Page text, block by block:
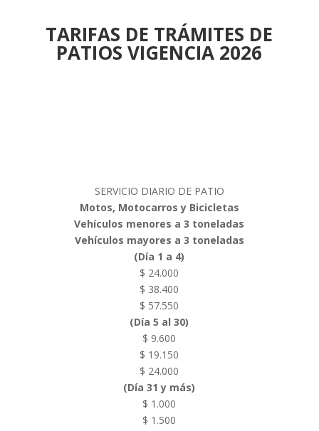
TARIFAS DE TRÁMITES DE
PATIOSVIGENCIA 2026
SERVICIO DIARIO DE PATIO
Motos, Motocarros y Bicicletas
Vehículos menores a 3 toneladas
Vehículos mayores a 3 toneladas
(Día 1 a 4)
$ 24.000
$ 38.400
$ 57.550
(Día 5 al 30)
$ 9.600
$ 19.150
$ 24.000
(Día 31 y más)
$ 1.000
$ 1.500